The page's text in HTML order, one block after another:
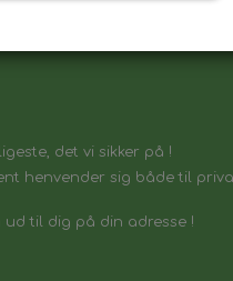
det vi sikker på !
henvender sig både til
ud til dig på din adresse !